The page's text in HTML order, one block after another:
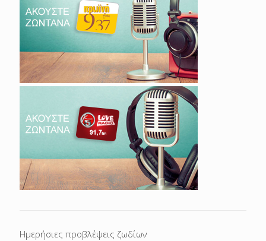
Ημερήσιες προβλέψεις ζωδίων